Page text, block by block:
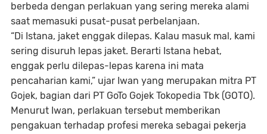
berbeda dengan perlakuan yang sering mereka alami
saat memasuki pusat-pusat perbelanjaan.
“Di Istana, jaket enggak dilepas. Kalau masuk mal, kami
sering disuruh lepas jaket. Berarti Istana hebat,
enggak perlu dilepas-lepas karena ini mata
pencaharian kami,” ujar Iwan yang merupakan mitra PT
Gojek, bagian dari PT GoTo Gojek Tokopedia Tbk (GOTO).
Menurut Iwan, perlakuan tersebut memberikan
pengakuan terhadap profesi mereka sebagai pekerja